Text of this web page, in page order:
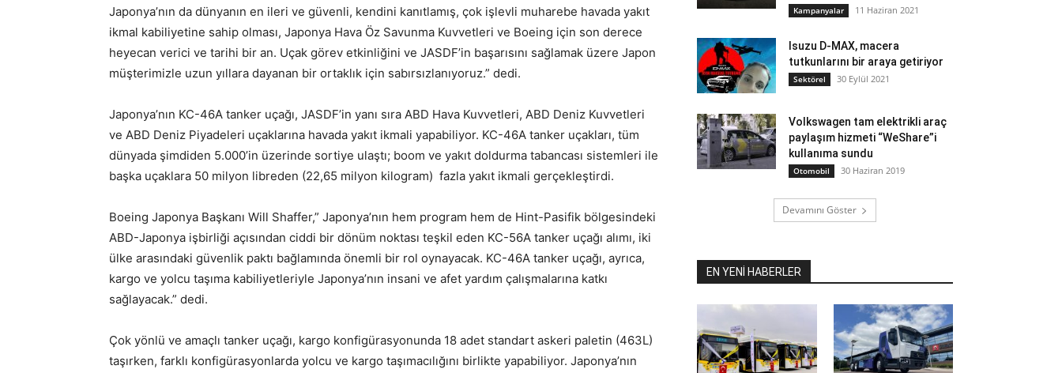
Japonya’nın da dünyanın en ileri ve güvenli, kendini kanıtlamış, çok işlevli muharebe havada yakıt
ikmal kabiliyetine sahip olması, Japonya Hava Öz Savunma Kuvvetleri ve Boeing için son derece
heyecan verici ve tarihi bir an. Uçak görev etkinliğini ve JASDF’in başarısını sağlamak üzere Japon
müşterimizle uzun yıllara dayanan bir ortaklık için sabırsızlanıyoruz.” dedi.
Japonya’nın KC-46A tanker uçağı, JASDF’in yanı sıra ABD Hava Kuvvetleri, ABD Deniz Kuvvetleri
ve ABD Deniz Piyadeleri uçaklarına havada yakıt ikmali yapabiliyor. KC-46A tanker uçakları, tüm
dünyada şimdiden 5.000’in üzerinde sortiye ulaştı; boom ve yakıt doldurma tabancası sistemleri ile
başka uçaklara 50 milyon libreden (22,65 milyon kilogram) fazla yakıt ikmali gerçekleştirdi.
Boeing Japonya Başkanı Will Shaffer,” Japonya’nın hem program hem de Hint-Pasifik bölgesindeki
ABD-Japonya işbirliği açısından ciddi bir dönüm noktası teşkil eden KC-56A tanker uçağı alımı, iki
ülke arasındaki güvenlik paktı bağlamında önemli bir rol oynayacak. KC-46A tanker uçağı, ayrıca,
kargo ve yolcu taşıma kabiliyetleriyle Japonya’nın insani ve afet yardım çalışmalarına katkı
sağlayacak.” dedi.
Çok yönlü ve amaçlı tanker uçağı, kargo konfigürasyonunda 18 adet standart askeri paletin (463L)
taşırken, farklı konfigürasyonlarda yolcu ve kargo taşımacılığını birlikte yapabiliyor. Japonya’nın
Kampanyalar 11 Haziran 2021
Isuzu D-MAX, macera
tutkunlarını bir araya getiriyor
Sektörel 30 Eylül 2021
Volkswagen tam elektrikli araç
paylaşım hizmeti “WeShare”i
kullanıma sundu
Otomobil 30 Haziran 2019
Devamını Göster
EN YENİ HABERLER